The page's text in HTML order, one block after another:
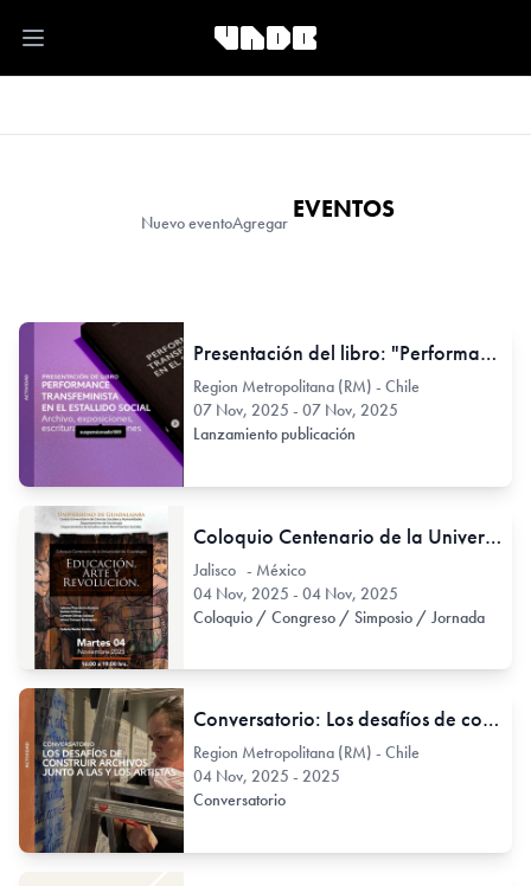
Open main menu
Nuevo eventoAgregar EVENTOS
Presentación del libro: "Performance transfeminista en el Estallido Social". Archivo, exposiciones, escrituras y activaciones.
Region Metropolitana (RM) - Chile
07 Nov, 2025 - 07 Nov, 2025
Lanzamiento publicación
Coloquio Centenario de la Universidad de Guadalajara Educación, Arte y Revolución
Jalisco - México
04 Nov, 2025 - 04 Nov, 2025
Coloquio / Congreso / Simposio / Jornada
Conversatorio: Los desafíos de construir archivos junto a las/los artistas
Region Metropolitana (RM) - Chile
04 Nov, 2025 - 2025
Conversatorio